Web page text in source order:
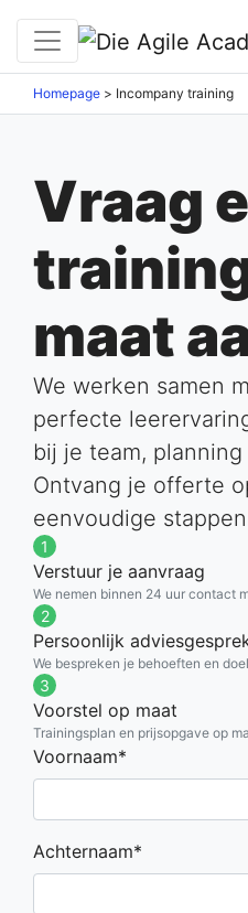
Homepage > Incompany training
Vraag
maat
We werken samen
perfecte
bij je team,
Ontvang je offerte
eenvoudige
1
Verstuur je aanvraag
We nemen binnen 24 uur contact
2
Persoonlijk
We bespreken je behoeften en
3
Voorstel op maat
Trainingsplan en prijsopgave op
Voornaam*
Achternaam*